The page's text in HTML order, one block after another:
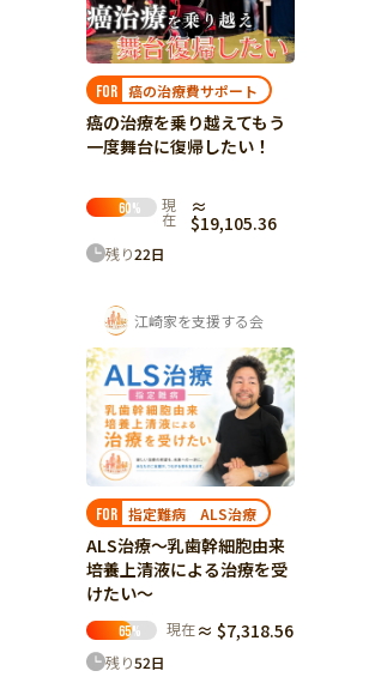
FOR 癌の治療費サポート
癌の治療を乗り越えてもう
一度舞台に復帰したい！
60% 現
在
≈
$19,105.36
残り22日
江崎家を支援する会
FOR 指定難病 ALS治療
ALS治療～乳歯幹細胞由来
培養上清液による治療を受
けたい～
65% 現在 ≈ $7,318.56
残り52日